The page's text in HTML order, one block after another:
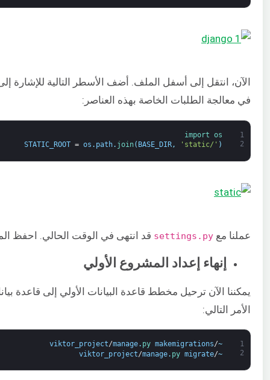
في معالجة الطلبات الخاصة بهذه العناصر:
1
2
import os
STATIC_ROOT = os . path. join( BASE_DIR, 'static/' )
عملنا مع settings.py قد انتهى في الوقت الحالي. احفظ
إنهاء إعداد المشروع الأولي
الأمر التالي:
1
2
~
/
viktor_project/manage. py makemigrations
~
/
viktor_project/manage. py migrate